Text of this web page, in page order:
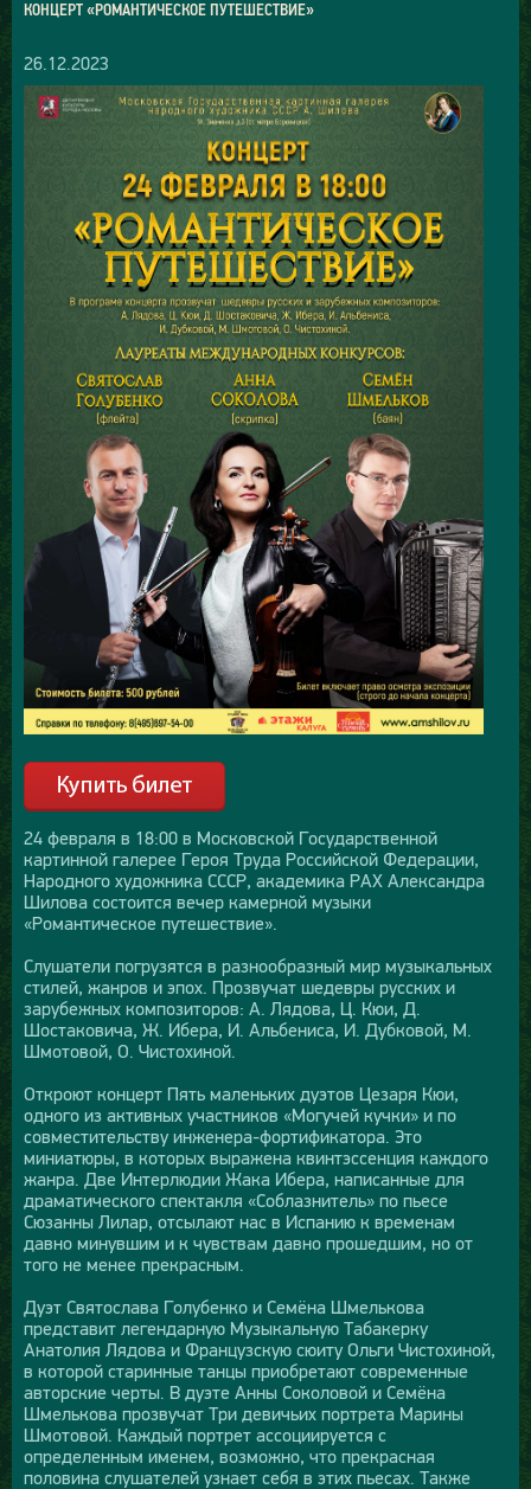
КОНЦЕРТ «РОМАНТИЧЕСКОЕ ПУТЕШЕСТВИЕ»
26.12.2023
24 февраля в 18:00 в Московской Государственной
картинной галерее Героя Труда Российской Федерации,
Народного художника СССР, академика РАХ Александра
Шилова состоится вечер камерной музыки
«Романтическое путешествие».
Слушатели погрузятся в разнообразный мир музыкальных
стилей, жанров и эпох. Прозвучат шедевры русских и
зарубежных композиторов: А. Лядова, Ц. Кюи, Д.
Шостаковича, Ж. Ибера, И. Альбениса, И. Дубковой, М.
Шмотовой, О. Чистохиной.
Откроют концерт Пять маленьких дуэтов Цезаря Кюи,
одного из активных участников «Могучей кучки» и по
совместительству инженера-фортификатора. Это
миниатюры, в которых выражена квинтэссенция каждого
жанра. Две Интерлюдии Жака Ибера, написанные для
драматического спектакля «Соблазнитель» по пьесе
Сюзанны Лилар, отсылают нас в Испанию к временам
давно минувшим и к чувствам давно прошедшим, но от
того не менее прекрасным.
Дуэт Святослава Голубенко и Семёна Шмелькова
представит легендарную Музыкальную Табакерку
Анатолия Лядова и Французскую сюиту Ольги Чистохиной,
в которой старинные танцы приобретают современные
авторские черты. В дуэте Анны Соколовой и Семёна
Шмелькова прозвучат Три девичьих портрета Марины
Шмотовой. Каждый портрет ассоциируется с
определенным именем, возможно, что прекрасная
половина слушателей узнает себя в этих пьесах. Также